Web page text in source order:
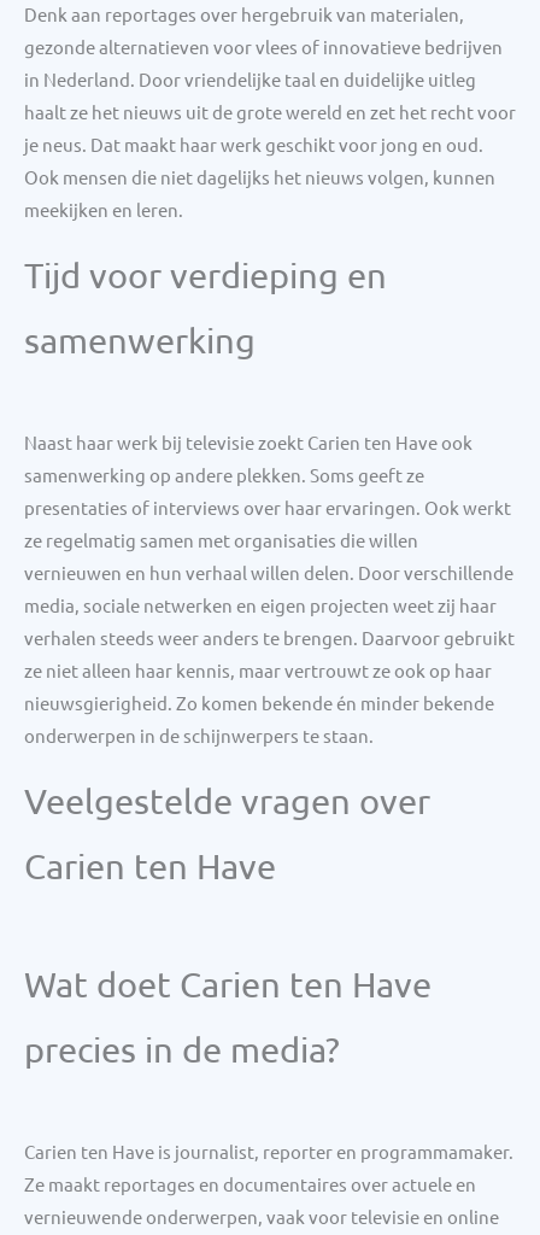
Denk aan reportages over hergebruik van materialen,
gezonde alternatieven voor vlees of innovatieve bedrijven
in Nederland. Door vriendelijke taal en duidelijke uitleg
haalt ze het nieuws uit de grote wereld en zet het recht voor
je neus. Dat maakt haar werk geschikt voor jong en oud.
Ook mensen die niet dagelijks het nieuws volgen, kunnen
meekijken en leren.
Tijd voor verdieping en
samenwerking
Naast haar werk bij televisie zoekt Carien ten Have ook
samenwerking op andere plekken. Soms geeft ze
presentaties of interviews over haar ervaringen. Ook werkt
ze regelmatig samen met organisaties die willen
vernieuwen en hun verhaal willen delen. Door verschillende
media, sociale netwerken en eigen projecten weet zij haar
verhalen steeds weer anders te brengen. Daarvoor gebruikt
ze niet alleen haar kennis, maar vertrouwt ze ook op haar
nieuwsgierigheid. Zo komen bekende én minder bekende
onderwerpen in de schijnwerpers te staan.
Veelgestelde vragen over
Carien ten Have
Wat doet Carien ten Have
precies in de media?
Carien ten Have is journalist, reporter en programmamaker.
Ze maakt reportages en documentaires over actuele en
vernieuwende onderwerpen, vaak voor televisie en online